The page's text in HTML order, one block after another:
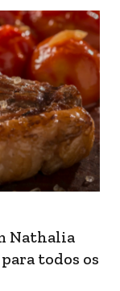
Nathalia
todos os